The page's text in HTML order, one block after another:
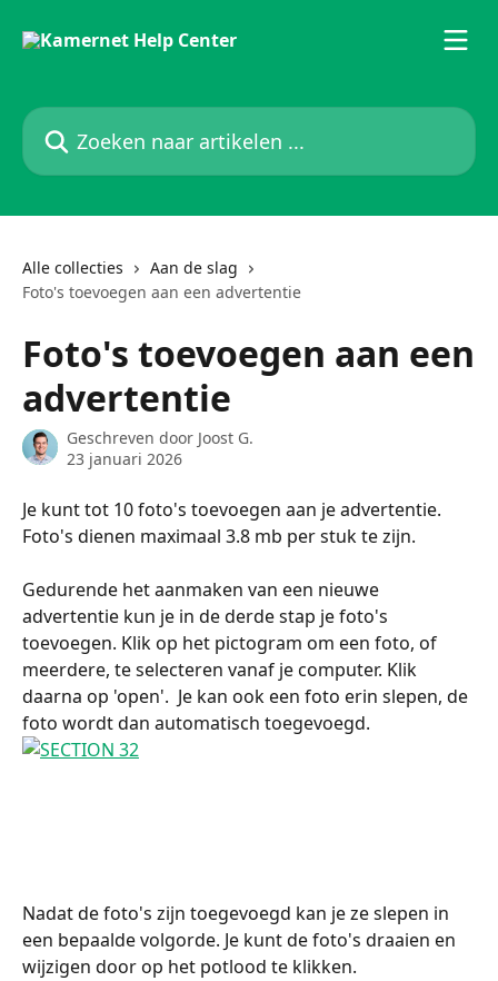
Zoeken naar artikelen ...
Alle collecties
Aan de slag
Foto's toevoegen aan een advertentie
Foto's toevoegen aan een
advertentie
Geschreven door Joost G.
23 januari 2026
Je kunt tot 10 foto's toevoegen aan je advertentie.
Foto's dienen maximaal 3.8 mb per stuk te zijn.
Gedurende het aanmaken van een nieuwe
advertentie kun je in de derde stap je foto's
toevoegen. Klik op het pictogram om een foto, of
meerdere, te selecteren vanaf je computer. Klik
daarna op 'open'.  Je kan ook een foto erin slepen, de
foto wordt dan automatisch toegevoegd.
Nadat de foto's zijn toegevoegd kan je ze slepen in
een bepaalde volgorde. Je kunt de foto's draaien en
wijzigen door op het potlood te klikken.